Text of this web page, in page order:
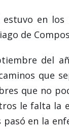
en
de
del
que
que no
le falta la
en la